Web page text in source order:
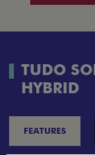
TUDO
HYBRID
FEATURES